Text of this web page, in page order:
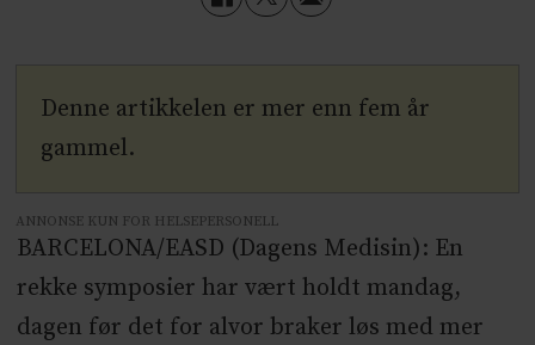
Denne artikkelen er mer enn fem år
gammel.
ANNONSE KUN FOR HELSEPERSONELL
BARCELONA/EASD (Dagens Medisin): En
rekke symposier har vært holdt mandag,
dagen før det for alvor braker løs med mer